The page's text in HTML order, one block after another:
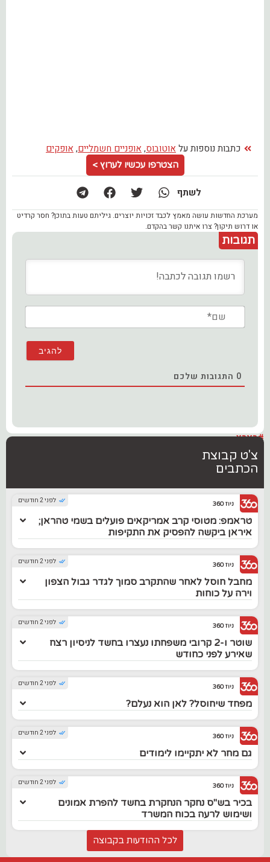
כתבות נוספות על אוטובוס, אופניים חשמליים, אופקים
הצטרפו עכשיו לערוץ >
לשתף
מערכת החדשות עושה מאמץ לכבד זכויות יוצרים. גיליתם טעות בתוכן? חסר קרדיט
או דרוש תיקון? צרו איתנו קשר בהקדם.
תגובות
0 התגובות שלכם
#בארץ
צ'ט קבוצת
הכתבים
לפני 2 חודשים ניוז 360
טראמפ: מטוסי קרב אמריקאים פועלים בשמי טהראן;
איראן ביקשה להפסיק את התקיפות
לפני 2 חודשים ניוז 360
מחבל חוסל לאחר שהתקרב סמוך לגדר גבול הצפון
וירה על כוחות
לפני 2 חודשים ניוז 360
שוטר ו-2 קרובי משפחתו נעצרו בחשד לניסיון רצח
שאירע לפני כחודש
לפני 2 חודשים ניוז 360
מפחד שיחוסל? לאן הוא נעלם?
לפני 2 חודשים ניוז 360
גם מחר לא יתקיימו לימודים
לפני 2 חודשים ניוז 360
בכיר בש"ס נחקר הנחקרת בחשד להפרת אמונים
ושימוש לרעה בכוח המשרד
לכל ההודעות בקבוצה